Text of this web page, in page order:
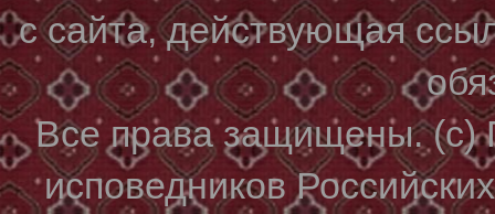
с сайта, действующая
Все права защищены. (с)
исповедников